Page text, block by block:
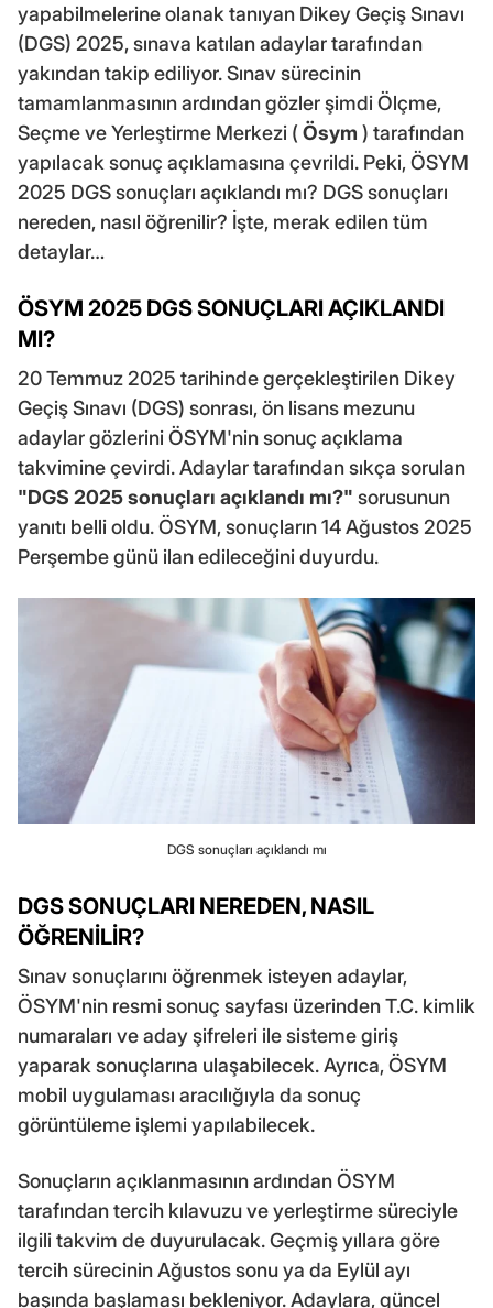
yapabilmelerine olanak tanıyan Dikey Geçiş Sınavı
(DGS) 2025, sınava katılan adaylar tarafından
yakından takip ediliyor. Sınav sürecinin
tamamlanmasının ardından gözler şimdi Ölçme,
Seçme ve Yerleştirme Merkezi ( Ösym ) tarafından
yapılacak sonuç açıklamasına çevrildi. Peki, ÖSYM
2025 DGS sonuçları açıklandı mı? DGS sonuçları
nereden, nasıl öğrenilir? İşte, merak edilen tüm
detaylar…
ÖSYM 2025 DGS SONUÇLARI AÇIKLANDI
MI?
20 Temmuz 2025 tarihinde gerçekleştirilen Dikey
Geçiş Sınavı (DGS) sonrası, ön lisans mezunu
adaylar gözlerini ÖSYM'nin sonuç açıklama
takvimine çevirdi. Adaylar tarafından sıkça sorulan
"DGS 2025 sonuçları açıklandı mı?" sorusunun
yanıtı belli oldu. ÖSYM, sonuçların 14 Ağustos 2025
Perşembe günü ilan edileceğini duyurdu.
DGS sonuçları açıklandı mı
DGS SONUÇLARI NEREDEN, NASIL
ÖĞRENİLİR?
Sınav sonuçlarını öğrenmek isteyen adaylar,
ÖSYM'nin resmi sonuç sayfası üzerinden T.C. kimlik
numaraları ve aday şifreleri ile sisteme giriş
yaparak sonuçlarına ulaşabilecek. Ayrıca, ÖSYM
mobil uygulaması aracılığıyla da sonuç
görüntüleme işlemi yapılabilecek.
Sonuçların açıklanmasının ardından ÖSYM
tarafından tercih kılavuzu ve yerleştirme süreciyle
ilgili takvim de duyurulacak. Geçmiş yıllara göre
tercih sürecinin Ağustos sonu ya da Eylül ayı
başında başlaması bekleniyor. Adaylara, güncel